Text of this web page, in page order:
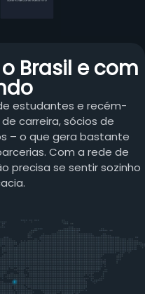
Brasil e com
estudantes e recém-
carreira, sócios de
– o que gera bastante
Com a rede de
precisa se sentir sozinho